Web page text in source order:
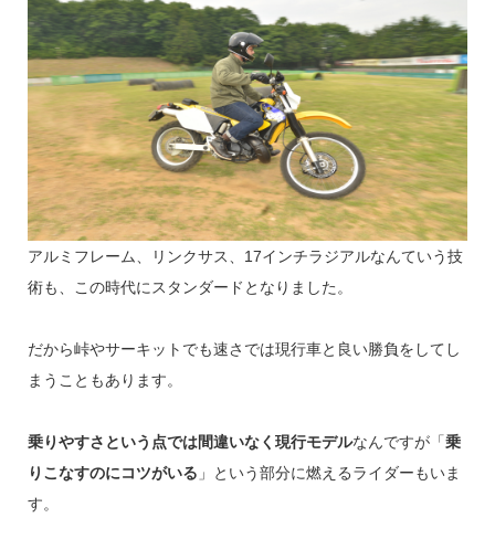
アルミフレーム、リンクサス、17インチラジアルなんていう技
術も、この時代にスタンダードとなりました。
だから峠やサーキットでも速さでは現行車と良い勝負をしてし
まうこともあります。
乗りやすさという点では間違いなく現行モデルなんですが「乗
りこなすのにコツがいる 」という部分に燃えるライダーもいま
す。